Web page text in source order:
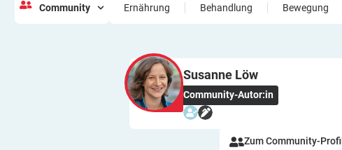
Community Ernährung Behandlung Bewegung
Susanne Löw
Community-Autor:in
Zum Community-Profil